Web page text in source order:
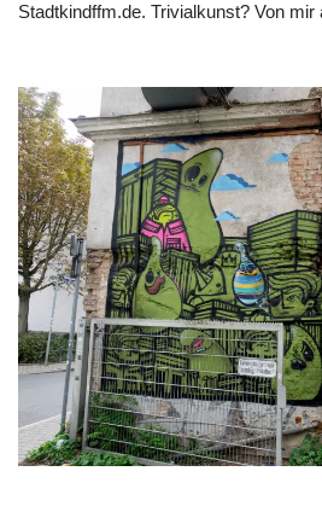
Stadtkindffm.de. Trivialkunst? Von mir